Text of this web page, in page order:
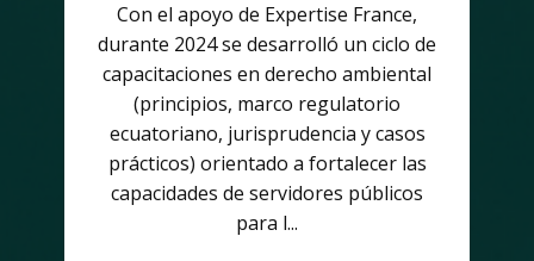
Con el apoyo de Expertise France,
durante 2024 se desarrolló un ciclo de
capacitaciones en derecho ambiental
(principios, marco regulatorio
ecuatoriano, jurisprudencia y casos
prácticos) orientado a fortalecer las
capacidades de servidores públicos
para l...